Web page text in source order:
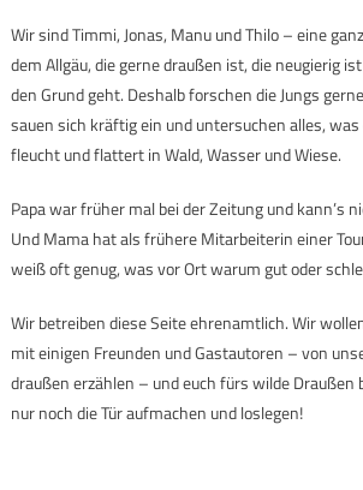
Wir sind Timmi, Jonas, Manu und Thilo – eine
dem Allgäu, die gerne draußen ist, die neugierig
den Grund geht. Deshalb forschen die Jungs
sauen sich kräftig ein und untersuchen alles,
fleucht und flattert in Wald, Wasser und Wiese.
Papa war früher mal bei der Zeitung und kann’s
Und Mama hat als frühere Mitarbeiterin einer
weiß oft genug, was vor Ort warum gut oder
Wir betreiben diese Seite ehrenamtlich. Wir
mit einigen Freunden und Gastautoren – von
draußen erzählen – und euch fürs wilde
nur noch die Tür aufmachen und loslegen!